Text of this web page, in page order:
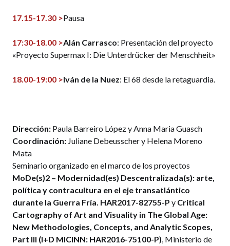
17.15-17.30 >Pausa
17:30-18.00 >Alán Carrasco: Presentación del proyecto
«Proyecto Supermax I: Die Unterdrücker der Menschheit»
18.00-19:00 >Iván de la Nuez: El 68 desde la retaguardia.
Dirección: Paula Barreiro López y Anna Maria Guasch
Coordinación: Juliane Debeusscher y Helena Moreno
Mata
Seminario organizado en el marco de los proyectos
MoDe(s)2 – Modernidad(es) Descentralizada(s): arte,
política y contracultura en el eje transatlántico
durante la Guerra Fría. HAR2017-82755-P y Critical
Cartography of Art and Visuality in The Global Age:
New Methodologies, Concepts, and Analytic Scopes,
Part III (I+D MICINN: HAR2016-75100-P), Ministerio de